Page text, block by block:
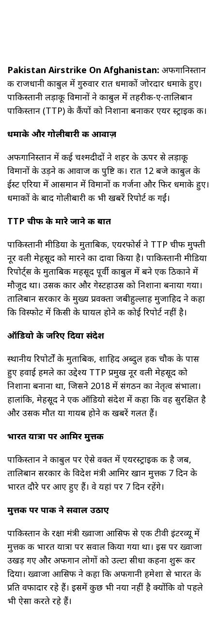
Pakistan Airstrike On Afghanistan: अफगानिस्तान
की राजधानी काबुल में गुरुवार रात धमाकों जोरदार धमाके हुए।
पाकिस्तानी लड़ाकू विमानों ने काबुल में तहरीक-ए-तालिबान
पाकिस्तान (TTP) के कैंपों को निशाना बनाकर एयर स्ट्राइक की।
धमाके और गोलीबारी की आवाज़
अफगानिस्तान में कई चश्मदीदों ने शहर के ऊपर से लड़ाकू
विमानों के उड़ने की आवाज की पुष्टि की। रात 12 बजे काबुल के
ईस्ट एरिया में आसमान में विमानों की गर्जना और फिर धमाके हुए।
धमाकों के बाद गोलीबारी की भी खबरें रिपोर्ट की गईं।
TTP चीफ के मारे जाने की बात
पाकिस्तानी मीडिया के मुताबिक, एयरफोर्स ने TTP चीफ मुफ्ती
नूर वली मेहसूद को मारने का दावा किया है। पाकिस्तानी मीडिया
रिपोर्ट्स के मुताबिक महसूद पूर्वी काबुल में बने एक ठिकाने में
मौजूद था। उसकी कार और गेस्टहाउस को निशाना बनाया गया।
तालिबान सरकार के मुख्य प्रवक्ता जबीहुल्लाह मुजाहिद ने कहा
कि विस्फोट में किसी के घायल होने की कोई रिपोर्ट नहीं है।
ऑडियो के जरिए दिया संदेश
स्थानीय रिपोर्टों के मुताबिक, शाहिद अब्दुल हक चौक के पास
हुए हवाई हमले का उद्देश्य TTP प्रमुख नूर वली मेहसूद को
निशाना बनाना था, जिसने 2018 में संगठन का नेतृत्व संभाला।
हालांकि, मेहसूद ने एक ऑडियो संदेश में कहा कि वह सुरक्षित है
और उसकी मौत या गायब होने की खबरें गलत हैं।
भारत यात्रा पर आमिर मुत्तकी
पाकिस्तान ने काबुल पर ऐसे वक्त में एयरस्ट्राइक की है जब,
तालिबान सरकार के विदेश मंत्री आमिर खान मुत्तकी 7 दिन के
भारत दौरे पर आए हुए हैं। वे यहां पर 7 दिन रहेंगे।
मुत्तकी पर पाक ने सवाल उठाए
पाकिस्तान के रक्षा मंत्री ख्वाजा आसिफ से एक टीवी इंटरव्यू में
मुत्तकी की भारत यात्रा पर सवाल किया गया था। इस पर ख्वाजा
उखड़ गए और अफगान लोगों को उल्टा सीधा कहना शुरू कर
दिया। ख्वाजा आसिफ ने कहा कि अफगानी हमेशा से भारत के
प्रति वफादार रहे हैं। इसमें कुछ भी नया नहीं है क्योंकि वो पहले
भी ऐसा करते रहे हैं।